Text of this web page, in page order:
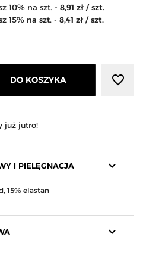
10% na szt. - 8,91 zł / szt.
15% na szt. - 8,41 zł / szt.
DO KOSZYKA favorite_border
już jutro!
keyboard_arrow_down
I PIELĘGNACJA
15% elastan
keyboard_arrow_down